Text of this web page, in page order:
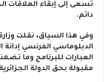
تسعى إلى إبقاء العلاقات
دائم.
وفي هذا السياق، نقلت
الدبلوماسي الفرنسي إدانة
العبارات للبرنامج وما
مقبولة بحق الدولة